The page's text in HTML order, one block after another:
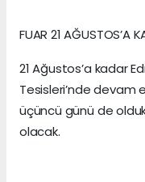
FUAR 21 AĞUSTOS’A
21 Ağustos’a kadar
Tesisleri’nde devam
üçüncü günü de
olacak.